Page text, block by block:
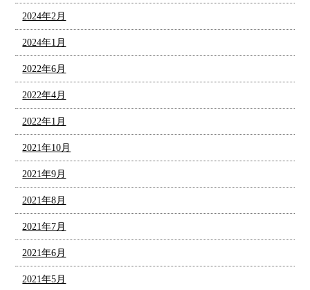
2024年2月
2024年1月
2022年6月
2022年4月
2022年1月
2021年10月
2021年9月
2021年8月
2021年7月
2021年6月
2021年5月